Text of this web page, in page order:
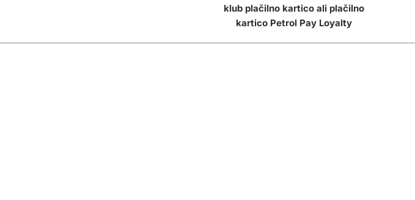
klub plačilno kartico ali plačilno
kartico Petrol Pay Loyalty